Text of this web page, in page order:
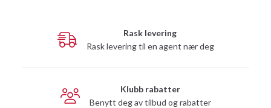
Rask levering
Rask levering til en agent nær deg
Klubb rabatter
Benytt deg av tilbud og rabatter